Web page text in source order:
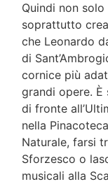
Quindi non
soprattutto
che Leonardo
di
cornice più
grandi opere.
di fronte
nella
Naturale, farsi
Sforzesco o
musicali alla